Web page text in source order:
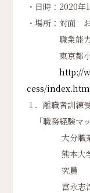
・日時：2020年
・場所：対面
職業能力開
東京都小平
http://
cess/
１．離職者訓練
「職務経験マ
大分職
熊本大
究員
富永志